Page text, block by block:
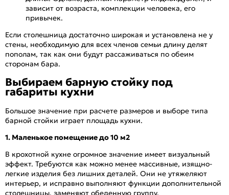
зависит от возраста, комплекции человека, его
привычек.
Если столешница достаточно широкая и установлена не у
стены, необходимую для всех членов семьи длину делят
пополам, так как они будут рассаживаться по обеим
сторонам бара.
Выбираем барную стойку под
габариты кухни
Большое значение при расчете размеров и выборе типа
барной стойки играет площадь кухни.
1. Маленькое помещение до 10 м2
В крохотной кухне огромное значение имеет визуальный
эффект. Требуются как можно менее массивные, изящно-
легкие изделия без лишних деталей. Они не утяжеляют
интерьер, и исправно выполняют функции дополнительной
столешницы, заменяют обеденную группу.